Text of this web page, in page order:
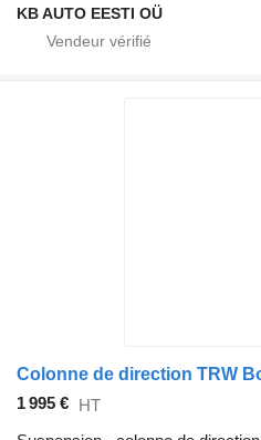
KB AUTO EESTI OÜ
1 995 € HT